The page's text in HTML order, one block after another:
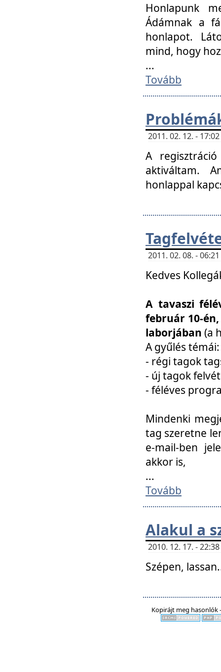
Honlapunk
Ádámnak a
honlapot.
mind, hogy
...
Tovább
2011. 02. 12. -
A
aktiváltam.
honlappal
2011. 02. 08. -
Kedves
A tavaszi
február 10-
laborjában (a
A gyűlés témái:
- régi tagok
- új tagok
- féléves
Mindenki
tag szeretne
e-mail-ben
akkor is,
...
Tovább
Alakul a
2010. 12. 17. -
Szépen,
Kopirájt meg hasonlók